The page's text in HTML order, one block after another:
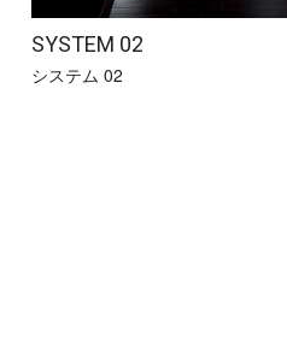
SYSTEM 02
システム 02